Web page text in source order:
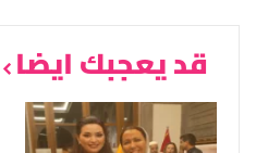
قد يعجبك ايضا